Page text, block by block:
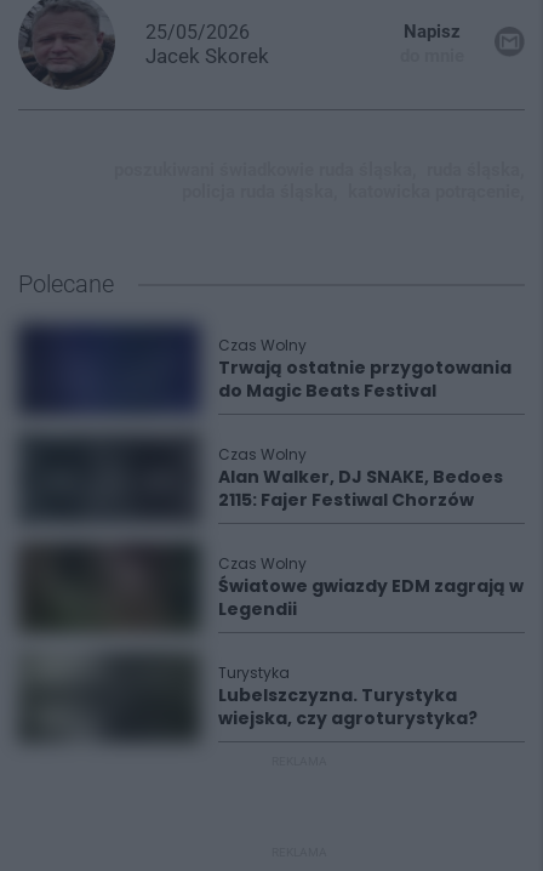
25/05/2026
Jacek Skorek
Napisz
Polecane
Czas Wolny
Trwają ostatnie przygotowania
do Magic Beats Festival
Czas Wolny
Alan Walker, DJ SNAKE, Bedoes
2115: Fajer Festiwal Chorzów
Czas Wolny
Światowe gwiazdy EDM zagrają w
Legendii
Turystyka
Lubelszczyzna. Turystyka
wiejska, czy agroturystyka?